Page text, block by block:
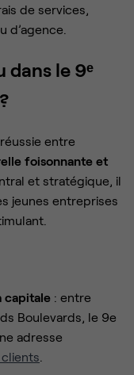
de services,
d’agence.
dans le 9ᵉ
entre
foisonnante et
et stratégique, il
jeunes entreprises
capitale : entre
Boulevards, le 9e
adresse